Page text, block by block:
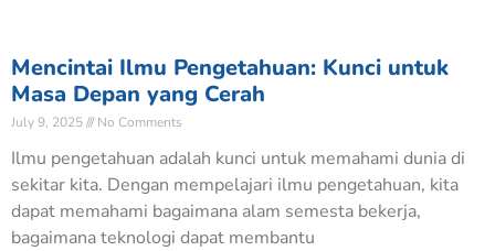
Mencintai Ilmu Pengetahuan: Kunci untuk
Masa Depan yang Cerah
July 9, 2025 No Comments
Ilmu pengetahuan adalah kunci untuk memahami dunia di
sekitar kita. Dengan mempelajari ilmu pengetahuan, kita
dapat memahami bagaimana alam semesta bekerja,
bagaimana teknologi dapat membantu